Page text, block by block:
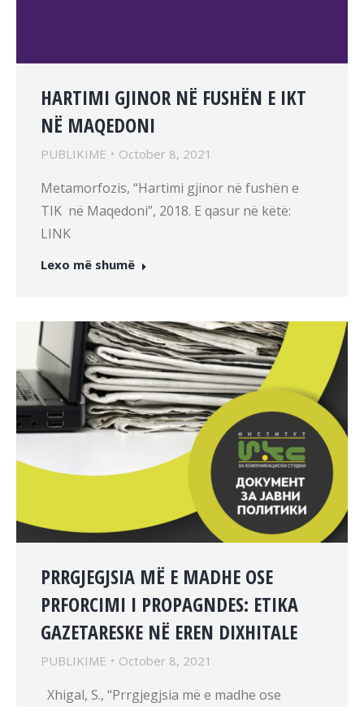
HARTIMI GJINOR NË FUSHËN E IKT
NË MAQEDONI
PUBLIKIME October 8, 2021
Metamorfozis, “Hartimi gjinor në fushën e
TIK në Maqedoni”, 2018. E qasur në këtë:
LINK
Lexo më shumë
PRRGJEGJSIA MË E MADHE OSE
PRFORCIMI I PROPAGNDES: ETIKA
GAZETARESKE NË EREN DIXHITALE
PUBLIKIME October 8, 2021
Xhigal, S., “Prrgjegjsia më e madhe ose